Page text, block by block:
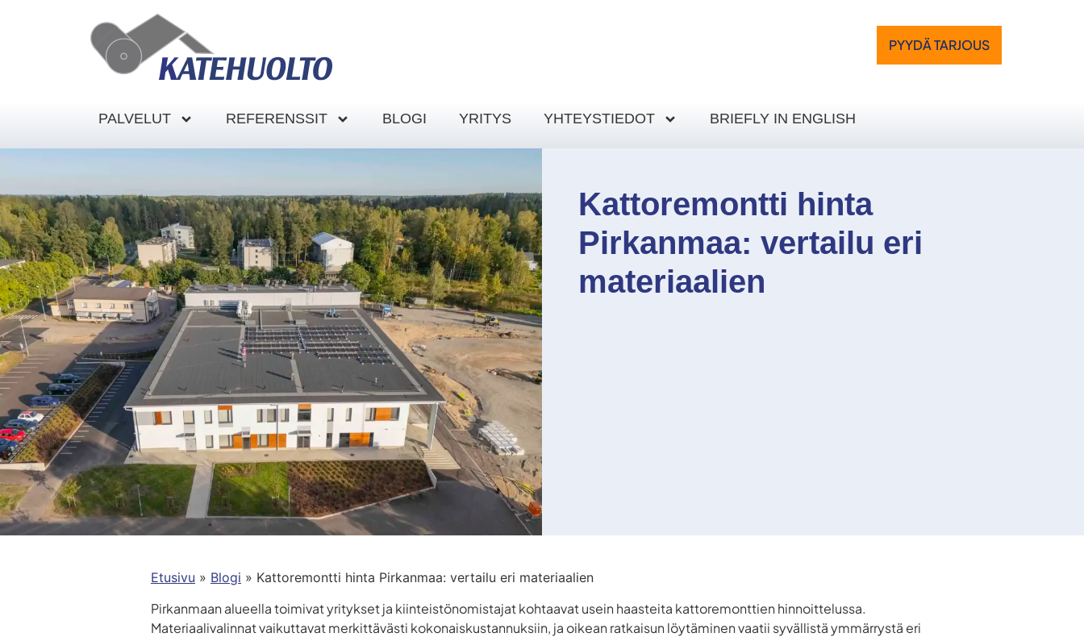
PYYDÄ TARJOUS
PALVELUT REFERENSSIT BLOGI YRITYS YHTEYSTIEDOT BRIEFLY IN ENGLISH
Kattoremontti hinta
Pirkanmaa: vertailu eri
materiaalien
Etusivu » Blogi » Kattoremontti hinta Pirkanmaa: vertailu eri materiaalien
Pirkanmaan alueella toimivat yritykset ja kiinteistönomistajat kohtaavat usein haasteita kattoremonttien hinnoittelussa.
Materiaalivalinnat vaikuttavat merkittävästi kokonaiskustannuksiin, ja oikean ratkaisun löytäminen vaatii syvällistä ymmärrystä eri